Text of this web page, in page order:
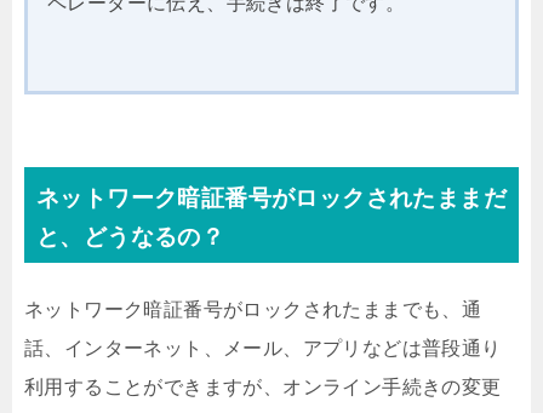
ネットワーク暗証番号がロックされたままだ
と、どうなるの？
ネットワーク暗証番号がロックされたままでも、通
話、インターネット、メール、アプリなどは普段通り
利用することができますが、オンライン手続きの変更